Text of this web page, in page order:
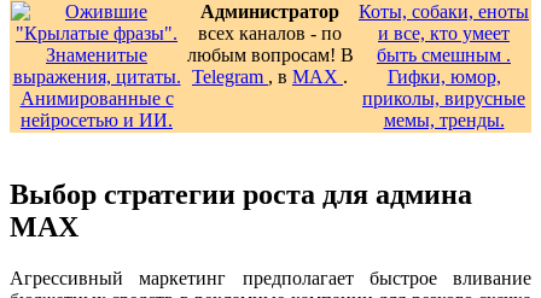
Администратор
всех каналов - по
любым вопросам! В
Telegram , в MAX .
Выбор стратегии роста для админа
MAX
Агрессивный маркетинг предполагает быстрое вливание